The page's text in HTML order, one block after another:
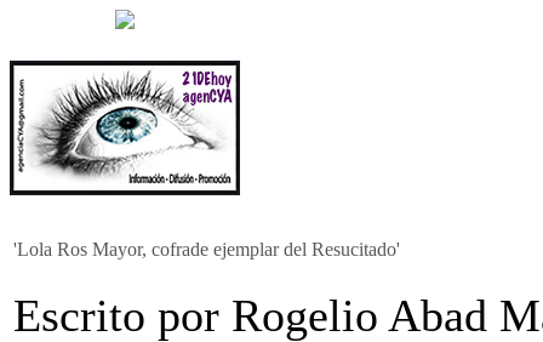
'Lola Ros Mayor, cofrade ejemplar del Resucitado'
Escrito por Rogelio Abad